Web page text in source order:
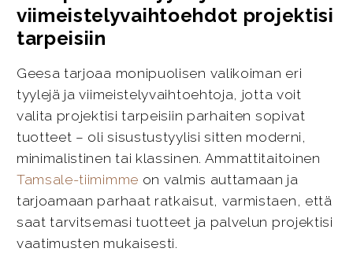
viimeistelyvaihtoehdot projektisi
tarpeisiin
Geesa tarjoaa monipuolisen valikoiman eri
tyylejä ja viimeistelyvaihtoehtoja, jotta voit
valita projektisi tarpeisiin parhaiten sopivat
tuotteet – oli sisustustyylisi sitten moderni,
minimalistinen tai klassinen. Ammattitaitoinen
Tamsale-tiimimme on valmis auttamaan ja
tarjoamaan parhaat ratkaisut, varmistaen, että
saat tarvitsemasi tuotteet ja palvelun projektisi
vaatimusten mukaisesti.